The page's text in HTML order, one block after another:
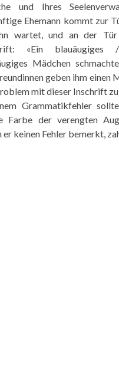
und Ihres
Ehemann kommt zur
wartet, und an der
«Ein blauäugiges
Mädchen
geben ihm einen
mit dieser Inschrift
Grammatikfehler
Farbe der verengten
er keinen Fehler bemerkt,